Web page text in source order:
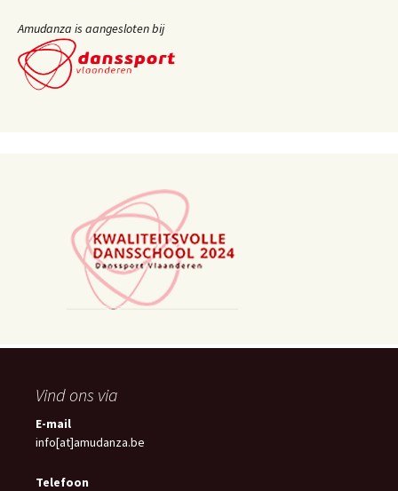
Amudanza is aangesloten bij
Vind ons via
E-mail
info[at]amudanza.be
Telefoon